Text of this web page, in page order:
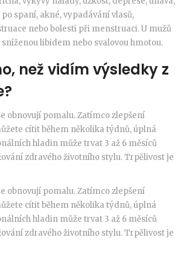
spaní, akné, vypadávání vlasů,
nebo bolesti při menstruaci. U mužů
libidem nebo svalovou hmotou.
než vidím výsledky z
obnovují pomalu. Zatímco zlepšení
cítit během několika týdnů, úplná
hladin může trvat 3 až 6 měsíců
zdravého životního stylu. Trpělivost je
obnovují pomalu. Zatímco zlepšení
cítit během několika týdnů, úplná
hladin může trvat 3 až 6 měsíců
zdravého životního stylu. Trpělivost je